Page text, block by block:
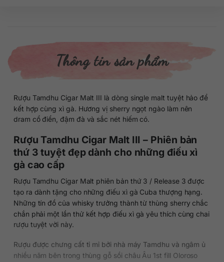
Thông tin sản phẩm
Rượu Tamdhu Cigar Malt III là dòng single malt tuyệt hảo để
kết hợp cùng xì gà. Hương vị sherry ngọt ngào làm nên
dram cổ điển, đậm đà và sắc nét hiếm có.
Rượu Tamdhu Cigar Malt III – Phiên bản
thứ 3 tuyệt đẹp dành cho những điếu xì
gà cao cấp
Rượu Tamdhu Cigar Malt phiên bản thứ 3 / Release 3 được
tạo ra dành tặng cho những điếu xì gà Cuba thượng hạng.
Những tín đồ của whisky trưởng thành từ thùng sherry chắc
chắn phải một lần thử kết hợp điếu xì gà yêu thích cùng chai
rượu tuyệt vời này.
Rượu được chưng cất tỉ mỉ bởi nhà máy Tamdhu và ngâm ủ
nhiều năm bên trong thùng gỗ sồi châu Âu 1st fill Oloroso